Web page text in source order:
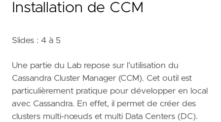
Installation de CCM
Slides : 4 à 5
Une partie du Lab repose sur l’utilisation du
Cassandra Cluster Manager (CCM). Cet outil est
particulièrement pratique pour développer en local
avec Cassandra. En effet, il permet de créer des
clusters multi-nœuds et multi Data Centers (DC).